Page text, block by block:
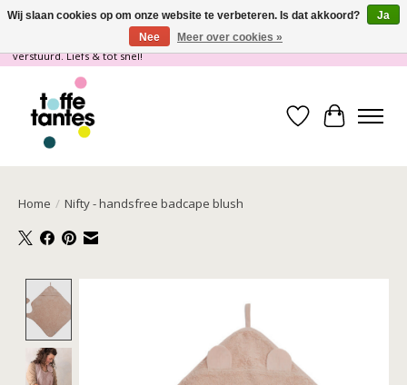
Wij gaan op vakantie! vanaf 4 juli t/m 21 juli worden er geen pakketjes
verstuurd. Liefs & tot snel!
Verlanglijst
Home / Nifty - handsfree badcape blush
Wij slaan cookies op om onze website te verbeteren. Is dat akkoord?
Ja
Nee
Meer over cookies »